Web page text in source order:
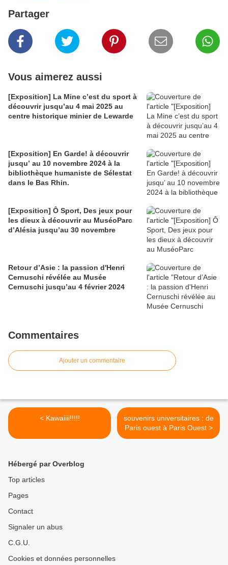
Partager
Vous aimerez aussi
[Exposition] La Mine c’est du sport à
découvrir jusqu’au 4 mai 2025 au
centre historique minier de Lewarde
[Exposition] En Garde! à découvrir
jusqu’ au 10 novembre 2024 à la
bibliothèque humaniste de Sélestat
dans le Bas Rhin.
[Exposition] Ô Sport, Des jeux pour
les dieux à découvrir au MuséoParc
d’Alésia jusqu’au 30 novembre
Retour d’Asie : la passion d'Henri
Cernuschi révélée au Musée
Cernuschi jusqu’au 4 février 2024
Commentaires
Ajouter un commentaire
< Kawaiiii!!!!!
souvenirs universitaires : de
Paris ouest à Paris Ouest >
Hébergé par Overblog
Top articles
Pages
Contact
Signaler un abus
C.G.U.
Cookies et données personnelles